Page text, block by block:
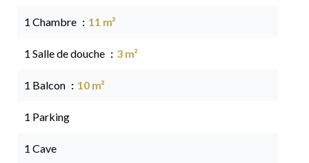
1 Chambre 11 m²
1 Salle de douche 3 m²
1 Balcon 10 m²
1 Parking
1 Cave